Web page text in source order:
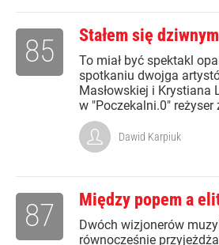
Stałem się
To miał być spektakl
spotkaniu dwojga
Masłowskiej i Krystiana
w "Poczekalni.0" reżyser
85
Dawid Karpiuk
Między popem a
Dwóch wizjonerów
równocześnie
87